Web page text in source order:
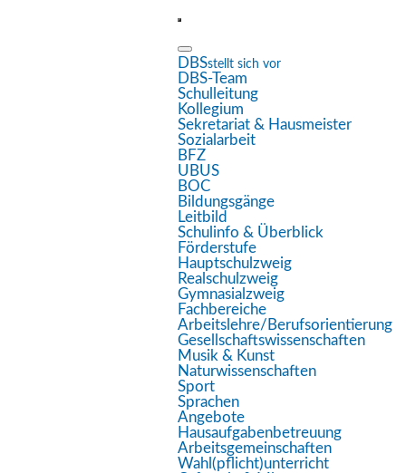
Überschriften hervorheben
DBSstellt sich vor
DBS-Team
Schulleitung
Kollegium
Sekretariat & Hausmeister
Sozialarbeit
BFZ
UBUS
BOC
Bildungsgänge
Leitbild
Schulinfo & Überblick
Förderstufe
Hauptschulzweig
Realschulzweig
Gymnasialzweig
Fachbereiche
Arbeitslehre/Berufsorientierung
Gesellschaftswissenschaften
Musik & Kunst
Naturwissenschaften
Sport
Sprachen
Angebote
Hausaufgabenbetreuung
Arbeitsgemeinschaften
Wahl(pflicht)unterricht